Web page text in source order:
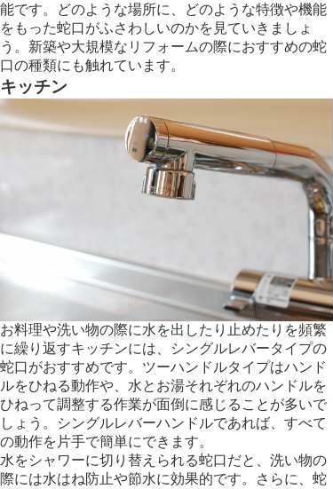
能です。どのような場所に、どのような特徴や機能
をもった蛇口がふさわしいのかを見ていきましょ
う。新築や大規模なリフォームの際におすすめの蛇
口の種類にも触れています。
キッチン
お料理や洗い物の際に水を出したり止めたりを頻繁
に繰り返すキッチンには、シングルレバータイプの
蛇口がおすすめです。ツーハンドルタイプはハンド
ルをひねる動作や、水とお湯それぞれのハンドルを
ひねって調整する作業が面倒に感じることが多いで
しょう。シングルレバーハンドルであれば、すべて
の動作を片手で簡単にできます。
水をシャワーに切り替えられる蛇口だと、洗い物の
際には水はね防止や節水に効果的です。さらに、蛇